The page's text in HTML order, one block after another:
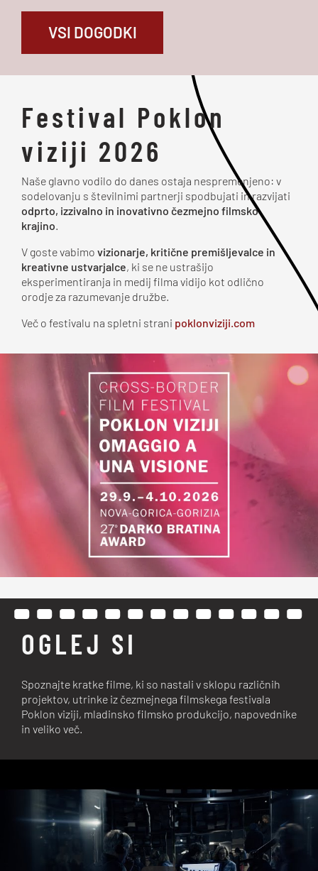
VSI DOGODKI
Festival Poklon
viziji 2026
Naše glavno vodilo do danes ostaja nespremenjeno: v
sodelovanju s številnimi partnerji spodbujati in razvijati
odprto, izzivalno in inovativno čezmejno filmsko
krajino.
V goste vabimo vizionarje, kritične premišljevalce in
kreativne ustvarjalce, ki se ne ustrašijo
eksperimentiranja in medij filma vidijo kot odlično
orodje za razumevanje družbe.
Več o festivalu na spletni strani poklonviziji.com
OGLEJ SI
Spoznajte kratke filme, ki so nastali v sklopu različnih
projektov, utrinke iz čezmejnega filmskega festivala
Poklon viziji, mladinsko filmsko produkcijo, napovednike
in veliko več.